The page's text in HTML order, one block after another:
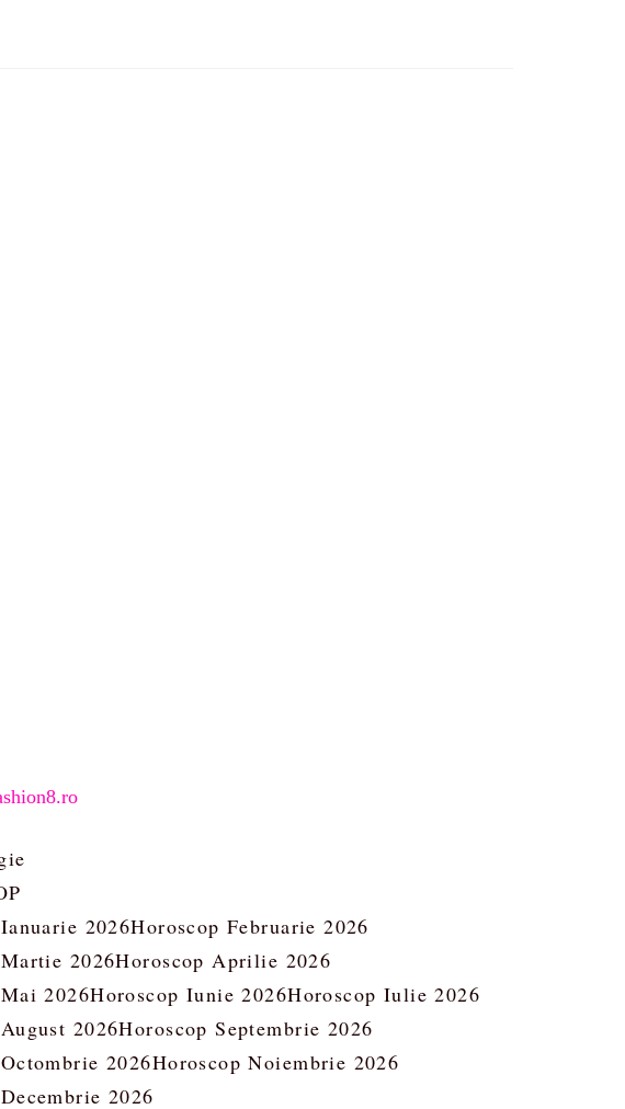
2026Horoscop Februarie 2026
2026Horoscop Aprilie 2026
2026Horoscop Iunie 2026Horoscop Iulie 2026
2026Horoscop Septembrie 2026
2026Horoscop Noiembrie 2026
2026